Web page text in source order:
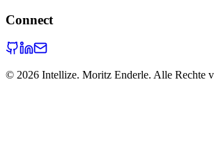
Connect
© 2026 Intellize. Moritz Enderle. Alle Rechte